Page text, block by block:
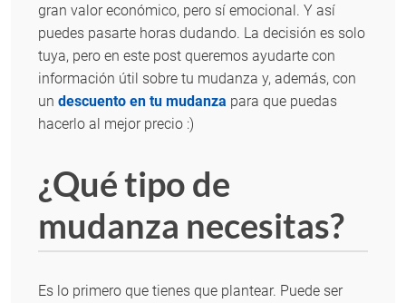
gran valor económico, pero sí emocional. Y así
puedes pasarte horas dudando. La decisión es solo
tuya, pero en este post queremos ayudarte con
información útil sobre tu mudanza y, además, con
un descuento en tu mudanza para que puedas
hacerlo al mejor precio :)
¿Qué tipo de
mudanza necesitas?
Es lo primero que tienes que plantear. Puede ser